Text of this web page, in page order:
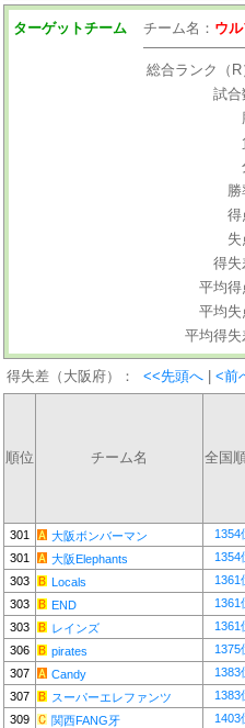
ターゲットチーム チーム名： ウ
総合ランク（R
試合
勝
得
失
得失
平均得
平均失
平均得失
得失差（大阪府）： <<先頭へ <前
順位 チーム名 全国
301 大阪ボンバーマン 1354
301
大阪Elephants 1354
303
Locals 1361
303
END 1361
303
レインズ 1361
306
pirates 1375
307
Candy 1383
307
スーパーエレファンツ 1383
309
関西FANG牙 1403